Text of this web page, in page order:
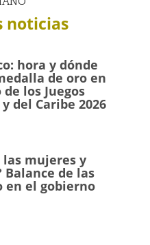
noticias
hora y dónde
de oro en
los Juegos
del Caribe 2026
las mujeres y
Balance de las
en el gobierno